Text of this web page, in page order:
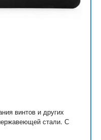
винтов и других
стали. С